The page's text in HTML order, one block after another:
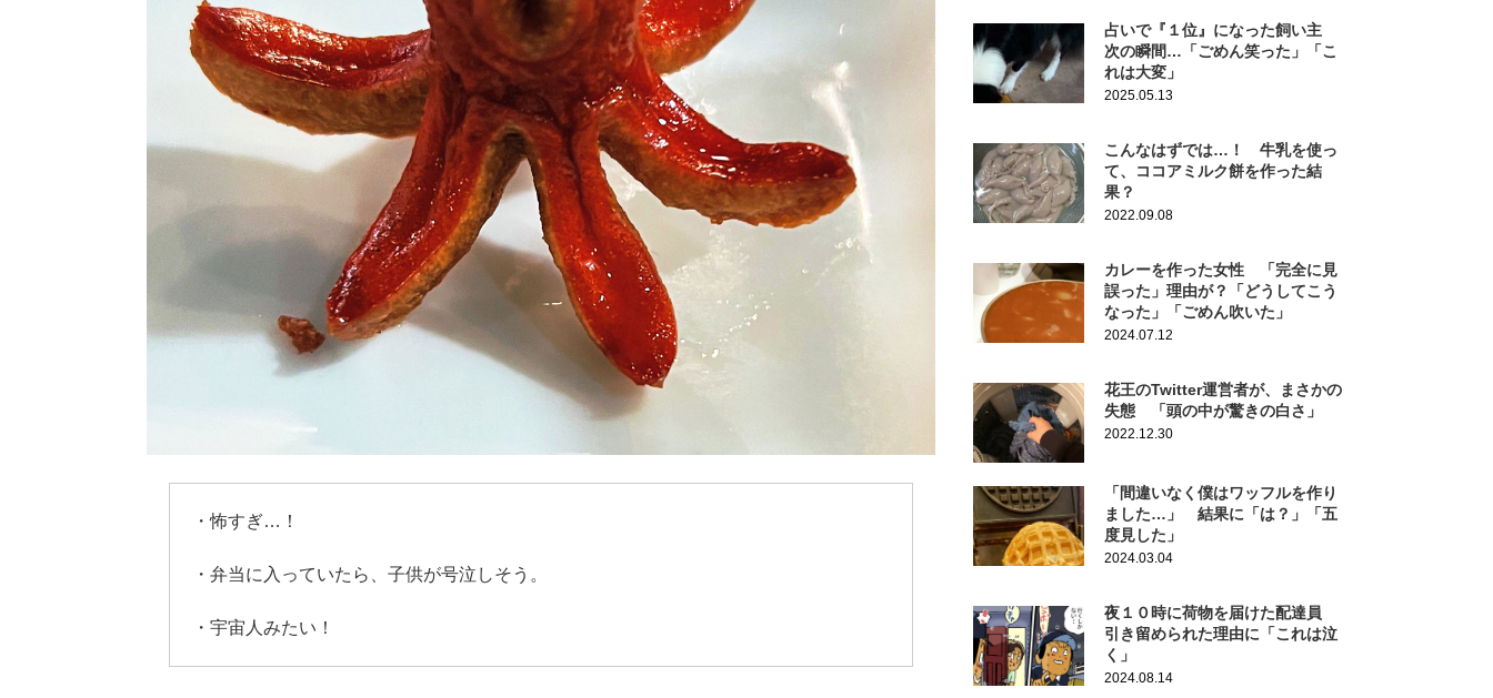
・怖すぎ…！
・弁当に入っていたら、子供が号泣しそう。
・宇宙人みたい！
占いで『１位』になった飼い主
次の瞬間…「ごめん笑った」「こ
れは大変」
2025.05.13
こんなはずでは…！ 牛乳を使っ
て、ココアミルク餅を作った結
果？
2022.09.08
カレーを作った女性 「完全に見
誤った」理由が？「どうしてこう
なった」「ごめん吹いた」
2024.07.12
花王のTwitter運営者が、まさかの
失態 「頭の中が驚きの白さ」
2022.12.30
「間違いなく僕はワッフルを作り
ました…」 結果に「は？」「五
度見した」
2024.03.04
夜１０時に荷物を届けた配達員
引き留められた理由に「これは泣
く」
2024.08.14